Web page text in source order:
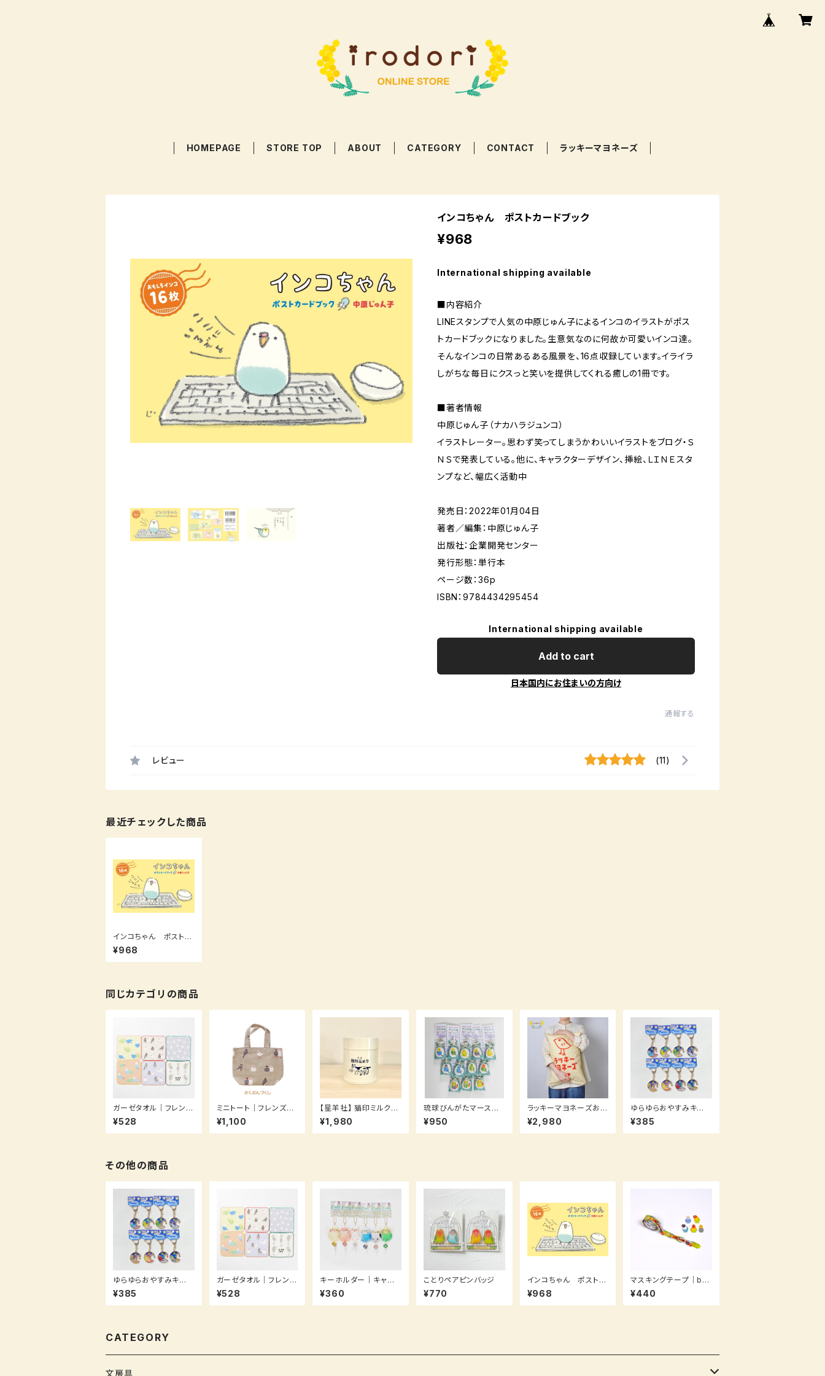
HOMEPAGE STORE TOP ABOUT CATEGORY CONTACT ラッキーマヨネーズ
インコちゃん ポストカードブック
¥968
International shipping available
■内容紹介
LINEスタンプで人気の中原じゅん子によるインコのイラストがポス
トカードブックになりました。生意気なのに何故か可愛いインコ達。
そんなインコの日常あるある風景を、16点収録しています。イライラ
しがちな毎日にクスっと笑いを提供してくれる癒しの1冊です。
■著者情報
中原じゅん子（ナカハラジュンコ）
イラストレーター。思わず笑ってしまうかわいいイラストをブログ・Ｓ
ＮＳで発表している。他に、キャラクターデザイン、挿絵、ＬＩＮＥスタ
ンプなど、幅広く活動中
発売日：2022年01月04日
著者／編集：中原じゅん子
出版社：企業開発センター
発行形態：単行本
ページ数：36p
ISBN：9784434295454
International shipping available
Add to cart
日本国内にお住まいの方向け
通報する
レビュー (11)
最近チェックした商品
インコちゃん ポストカ
ードブック
¥968
同じカテゴリの商品
ガーゼタオル｜フレンズ
ヒル
¥528
ミニトート｜フレンズヒ
ル
¥1,100
【星羊社】 猫印ミルク手
づくりキャニスター
¥1,980
琉球びんがたマース
袋 インコ柄＆インコシ
ーサー柄
¥950
ラッキーマヨネーズおか
きクッション
¥2,980
ゆらゆらおやすみキー
ホルダー
¥385
その他の商品
ゆらゆらおやすみキー
ホルダー
¥385
ガーゼタオル｜フレンズ
ヒル
¥528
キーホルダー｜キャン
ディコレクション（ことり
編）
¥360
ことりペアピンバッジ
¥770
インコちゃん ポストカ
ードブック
¥968
マスキングテープ｜ban
de マスキングロールス
テッカー 文鳥とインコ
¥440
CATEGORY
文房具